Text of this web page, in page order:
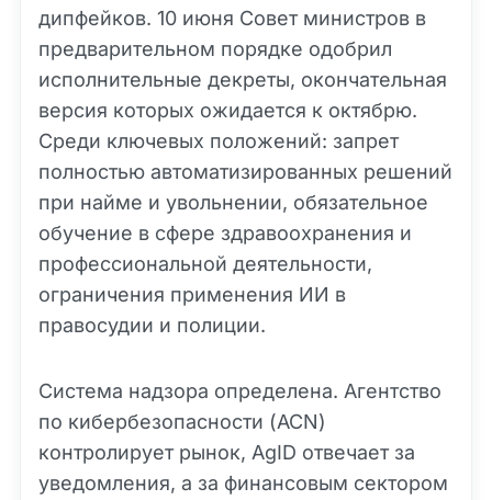
дипфейков. 10 июня Совет министров в
предварительном порядке одобрил
исполнительные декреты, окончательная
версия которых ожидается к октябрю.
Среди ключевых положений: запрет
полностью автоматизированных решений
при найме и увольнении, обязательное
обучение в сфере здравоохранения и
профессиональной деятельности,
ограничения применения ИИ в
правосудии и полиции.
Система надзора определена. Агентство
по кибербезопасности (ACN)
контролирует рынок, AgID отвечает за
уведомления, а за финансовым сектором